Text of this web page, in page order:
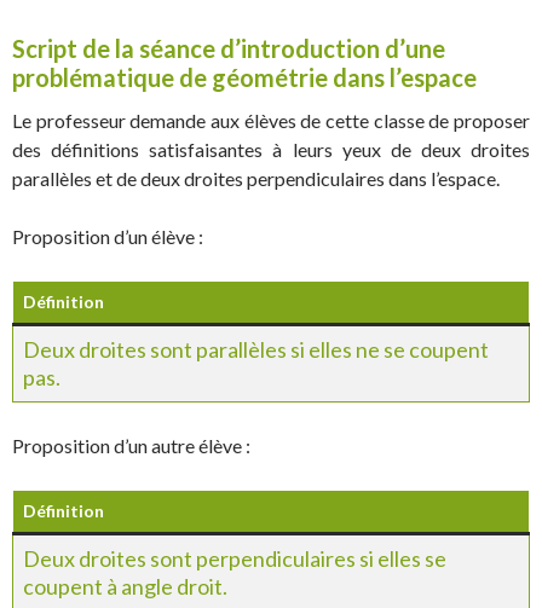
Script de la séance d’introduction d’une
problématique de géométrie dans l’espace
Le professeur demande aux élèves de cette classe de proposer
des définitions satisfaisantes à leurs yeux de deux droites
parallèles et de deux droites perpendiculaires dans l’espace.
Proposition d’un élève :
Définition
Deux droites sont parallèles si elles ne se coupent
pas.
Proposition d’un autre élève :
Définition
Deux droites sont perpendiculaires si elles se
coupent à angle droit.